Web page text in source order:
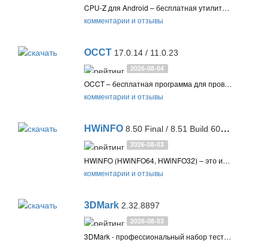
CPU-Z для Android – бесплатная утилита для получения основной информации об устройстве и показаний датчиков с возможностью сохранения онлайн-отчетов
комментарии и отзывы
OCCT 17.0.14 / 11.0.23
2026-08-04
OCCT – бесплатная программа для проверки и тестирования процессора, видеокарты и других компонентов компьютера для выявления сбоев и ошибок в их работе
комментарии и отзывы
HWiNFO 8.50 Final / 8.51 Build 6045 Beta
2026-08-03
HWiNFO (HWiNFO64, HWiNFO32) – это инструмент для диагностики и мониторинга аппаратного обеспечения ПК, отображающий детальную информацию о компонентах и показателях в реальном времени. Поддерживает запись логов и предупреждения о проблемах
комментарии и отзывы
3DMark 2.32.8897
2026-08-03
3DMark - профессиональный набор тестов для тестирования производительности компьютеров и ноутбуков, тестирования возможностей видеокарты, а также сравнения результатов разных конфигураций